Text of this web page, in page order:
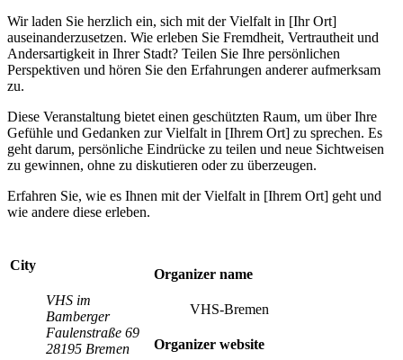
Wir laden Sie herzlich ein, sich mit der Vielfalt in [Ihr Ort]
auseinanderzusetzen. Wie erleben Sie Fremdheit, Vertrautheit und
Andersartigkeit in Ihrer Stadt? Teilen Sie Ihre persönlichen
Perspektiven und hören Sie den Erfahrungen anderer aufmerksam
zu.
Diese Veranstaltung bietet einen geschützten Raum, um über Ihre
Gefühle und Gedanken zur Vielfalt in [Ihrem Ort] zu sprechen. Es
geht darum, persönliche Eindrücke zu teilen und neue Sichtweisen
zu gewinnen, ohne zu diskutieren oder zu überzeugen.
Erfahren Sie, wie es Ihnen mit der Vielfalt in [Ihrem Ort] geht und
wie andere diese erleben.
City
VHS im
Bamberger
Faulenstraße 69
28195 Bremen
Organizer name
VHS-Bremen
Organizer website